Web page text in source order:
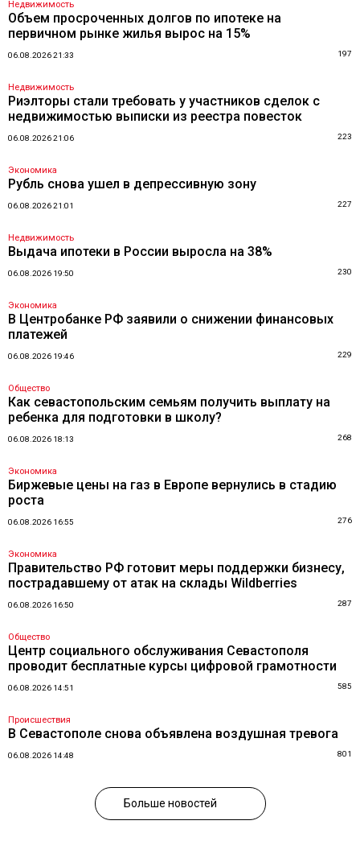
Недвижимость
Объем просроченных долгов по ипотеке на
первичном рынке жилья вырос на 15%
06.08.2026 21:33 197
Недвижимость
Риэлторы стали требовать у участников сделок с
недвижимостью выписки из реестра повесток
06.08.2026 21:06 223
Экономика
Рубль снова ушел в депрессивную зону
06.08.2026 21:01 227
Недвижимость
Выдача ипотеки в России выросла на 38%
06.08.2026 19:50 230
Экономика
В Центробанке РФ заявили о снижении финансовых
платежей
06.08.2026 19:46 229
Общество
Как севастопольским семьям получить выплату на
ребенка для подготовки в школу?
06.08.2026 18:13 268
Экономика
Биржевые цены на газ в Европе вернулись в стадию
роста
06.08.2026 16:55 276
Экономика
Правительство РФ готовит меры поддержки бизнесу,
пострадавшему от атак на склады Wildberries
06.08.2026 16:50 287
Общество
Центр социального обслуживания Севастополя
проводит бесплатные курсы цифровой грамотности
06.08.2026 14:51 585
Происшествия
В Севастополе снова объявлена воздушная тревога
06.08.2026 14:48 801
Больше новостей